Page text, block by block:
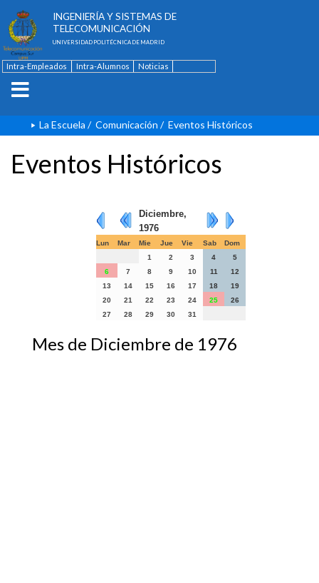
INGENIERÍA Y SISTEMAS DE
TELECOMUNICACIÓN
UNIVERSIDAD POLITÉCNICA DE MADRID
Intra-Empleados Intra-Alumnos
Noticias
La Escuela / Comunicación / Eventos Históricos
Eventos Históricos
Diciembre,
1976
Lun Mar Mie Jue Vie Sab
Dom
1
2 3 4
5
6
7 8 9 10 11
12
13
14 15 16 17 18
19
20
21 22 23 24 25
26
27
28 29 30 31
Mes de Diciembre de 1976